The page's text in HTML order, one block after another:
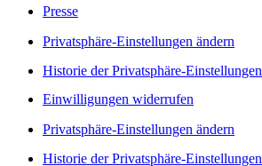
Presse
Privatsphäre-Einstellungen ändern
Historie der Privatsphäre-Einstellungen
Einwilligungen widerrufen
Privatsphäre-Einstellungen ändern
Historie der Privatsphäre-Einstellungen